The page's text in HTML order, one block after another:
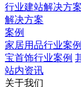
行业建站解决方案
解决方案
案例
家居用品行业案例
宝首饰行业案例
站内资讯
关于我们